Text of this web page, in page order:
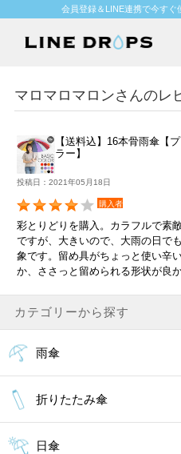
会員登録＆LINE連携で今すぐ
マロマロマロンさんのレ
【送料込】16本骨雨傘【
ラー】
投稿日：2021年05月18日
購入者
彩とりどりを購入。カラフルで素
ですが、大きいので、大雨の日で
象です。留め具がちょっと使い辛
か、ささっと留められる形状が良
カテゴリーから探す
雨傘
折りたたみ傘
日傘